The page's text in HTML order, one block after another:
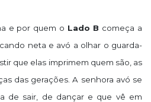
e por quem o Lado B começa a
neta e avó a olhar o guarda-
que elas imprimem quem são, as
das gerações. A senhora avó se
de sair, de dançar e que vê em